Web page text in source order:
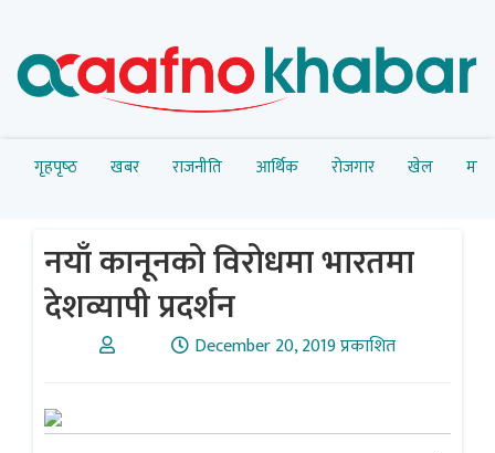
गृहपृष्‍ठ खबर राजनीति आर्थिक रोजगार खेल
नयाँ कानूनको विरोधमा भारतमा
देशव्यापी प्रदर्शन
December 20, 2019 प्रकाशित